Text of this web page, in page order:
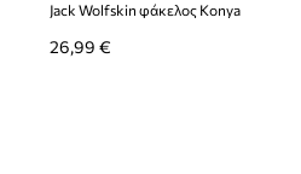
Jack Wolfskin φάκελος Konya
26,99 €